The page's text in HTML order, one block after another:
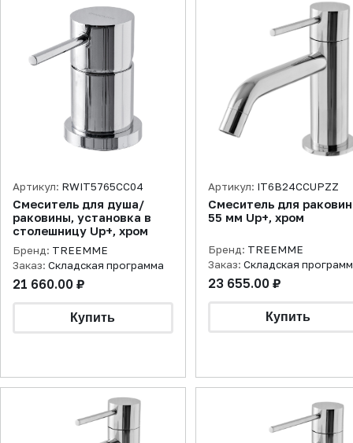
Артикул: RWIT5765CC04
Смеситель для душа/
раковины, установка в
столешницу Up+, хром
Бренд: TREEMME
Заказ: Складская программа
21 660.00 ₽
Артикул: IT6B24CCUPZZ
Смеситель для
55 мм Up+, хром
Бренд: TREEMME
Заказ: Складская
23 655.00 ₽